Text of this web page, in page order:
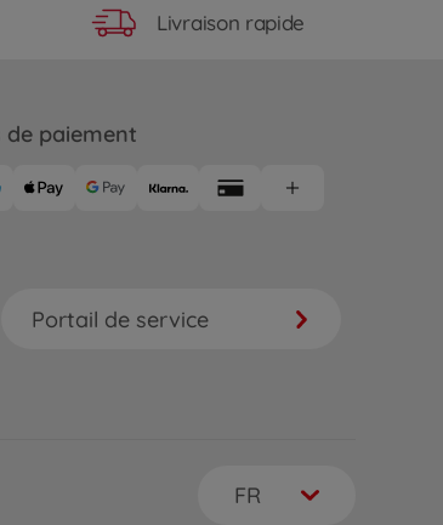
Livraison rapide
de paiement
Portail de service
FR